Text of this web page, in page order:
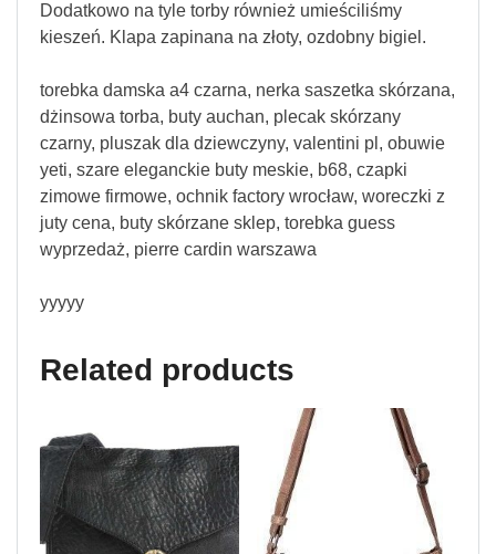
Dodatkowo na tyle torby również umieściliśmy
kieszeń. Klapa zapinana na złoty, ozdobny bigiel.
torebka damska a4 czarna, nerka saszetka skórzana,
dżinsowa torba, buty auchan, plecak skórzany
czarny, pluszak dla dziewczyny, valentini pl, obuwie
yeti, szare eleganckie buty meskie, b68, czapki
zimowe firmowe, ochnik factory wrocław, woreczki z
juty cena, buty skórzane sklep, torebka guess
wyprzedaż, pierre cardin warszawa
yyyyy
Related products